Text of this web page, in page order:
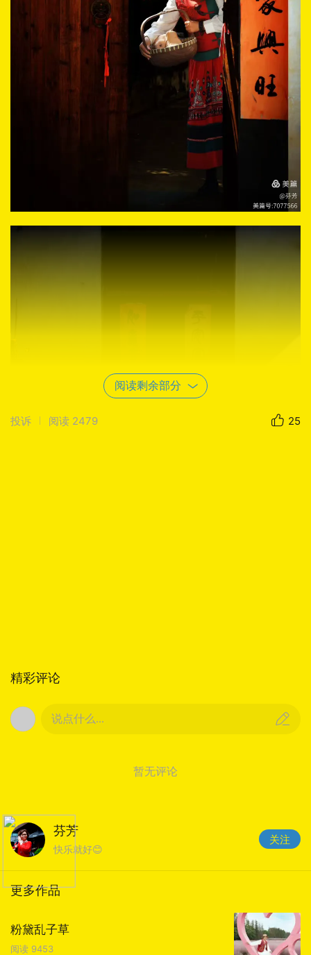
阅读剩余部分
投诉 阅读 2479 25
精彩评论
说点什么...
暂无评论
芬芳
快乐就好😊
关注
更多作品
粉黛乱子草
阅读 9453